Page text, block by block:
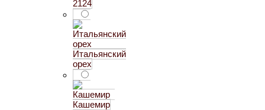
2124
Итальянский
орех
Кашемир